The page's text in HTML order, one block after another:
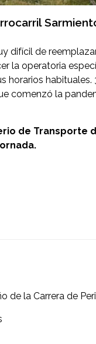
difícil de
la operatoria
horarios habituales.
comenzó la
de Transporte
de la Carrera de